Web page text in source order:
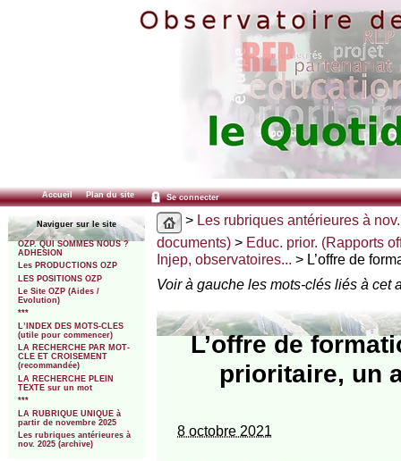
Accueil Plan du site Se connecter
Naviguer sur le site
OZP. QUI SOMMES NOUS ?
ADHESION
Les PRODUCTIONS OZP
LES POSITIONS OZP
Le Site OZP (Aides /
Evolution)
***
L’INDEX DES MOTS-CLES
(utile pour commencer)
LA RECHERCHE PAR MOT-
CLE ET CROISEMENT
(recommandée)
LA RECHERCHE PLEIN
TEXTE sur un mot
***
LA RUBRIQUE UNIQUE à
partir de novembre 2025
Les rubriques antérieures à
nov. 2025 (archive)
> Les rubriques antérieures à
documents)> Educ. prior. (Rapports
Injep, observatoires... > L’offre de
Voir à gauche les mots-clés liés à cet
L’offre de
prioritaire, un
8 octobre 2021